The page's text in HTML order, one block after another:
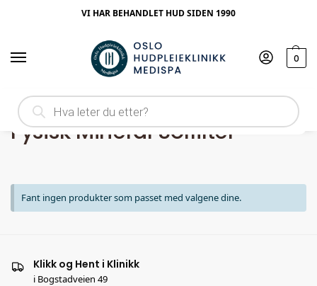
VI HAR BEHANDLET HUD SIDEN 1990
0
Hjem
Fysisk Mineral Solfilter
Fant ingen produkter som passet med valgene dine.
Klikk og Hent i Klinikk
i Bogstadveien 49